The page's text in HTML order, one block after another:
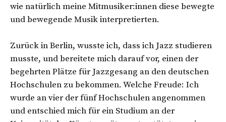
wie natürlich meine Mitmusiker:innen diese bewegte
und bewegende Musik interpretierten.
Zurück in Berlin, wusste ich, dass ich Jazz studieren
musste, und bereitete mich darauf vor, einen der
begehrten Plätze für Jazzgesang an den deutschen
Hochschulen zu bekommen. Welche Freude: Ich
wurde an vier der fünf Hochschulen angenommen
und entschied mich für ein Studium an der